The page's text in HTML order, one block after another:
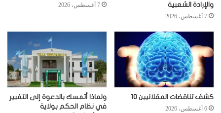
والإرادة الشعبية
7 أغسطس، 2026
7 أغسطس، 2026
كشف تناقضات العقلانيين 10
6 أغسطس، 2026
ولماذا أتمسك بالدعوة إلى التغيير
في نظام الحكم بولاية